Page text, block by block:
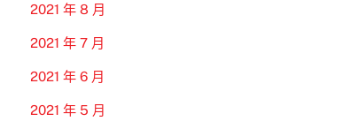
2021 年 8 月
2021 年 7 月
2021 年 6 月
2021 年 5 月